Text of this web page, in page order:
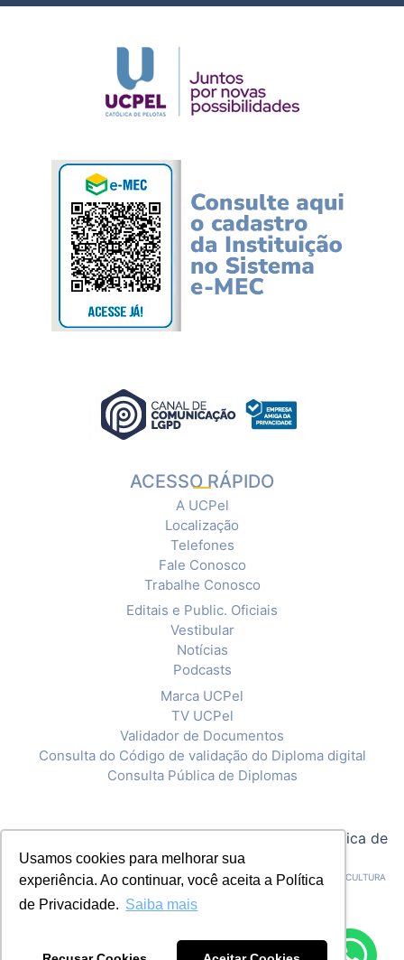
Usamos cookies para melhorar sua
experiência. Ao continuar, você aceita a Política
de Privacidade. Saiba mais
ACESSO RÁPIDO
A UCPel
Localização
Telefones
Fale Conosco
Trabalhe Conosco
Editais e Public. Oficiais
Vestibular
Notícias
Podcasts
Marca UCPel
TV UCPel
Validador de Documentos
Consulta do Código de validação do Diploma digital
Consulta Pública de Diplomas
Política de
Privacidade
CNPJ: 92.238.914/0001-03 - ASSOCIAÇÃO PELOTENSE DE ASSISTÊNCIA E CULTURA